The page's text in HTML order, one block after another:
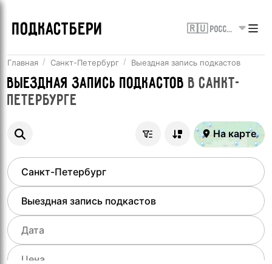
ПОДКАСТБЕРИ 🇷🇺 Россия
Главная Санкт-Петербург Выездная запись подкастов
Выездная запись подкастов вСанкт-
Петербурге
На карте